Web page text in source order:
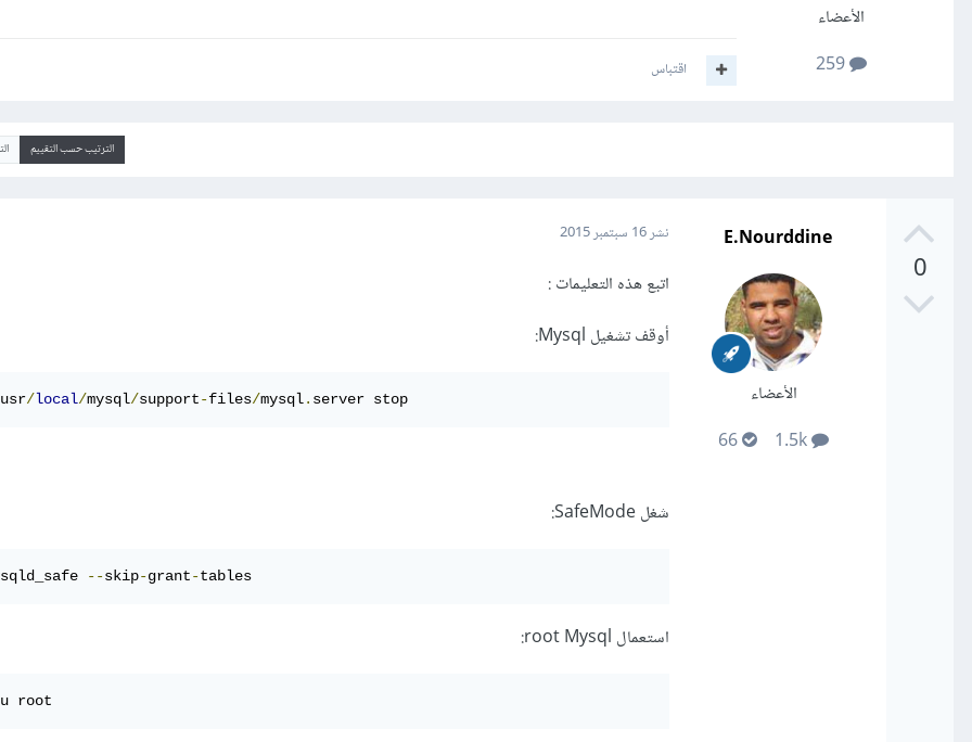
الأعضاء
259
اقتباس
الترتيب حسب التقييم
0
E.Nourddine
الأعضاء
نشر16 سبتمبر 2015
اتبع هذه التعليمات :
أوقف تشغيل Mysql:
usr/local/mysql/support-files/mysql. server stop
شغل SafeMode:
--skip-grant-tables
استعمال root Mysql:
u root